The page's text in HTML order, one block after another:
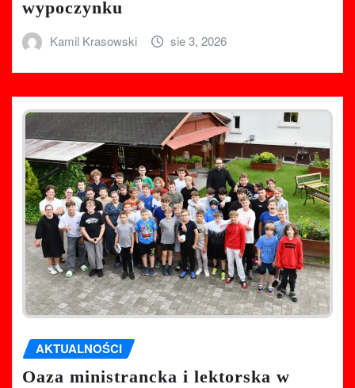
wypoczynku
Kamil Krasowski sie 3, 2026
AKTUALNOŚCI
Oaza ministrancka i lektorska w